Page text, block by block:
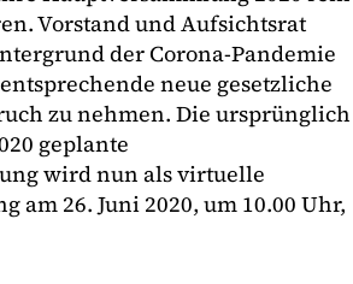
Vorstand und Aufsichtsrat
der Corona-Pandemie
neue gesetzliche
zu nehmen. Die ursprünglich
geplante
wird nun als virtuelle
am 26. Juni 2020, um 10.00 Uhr,